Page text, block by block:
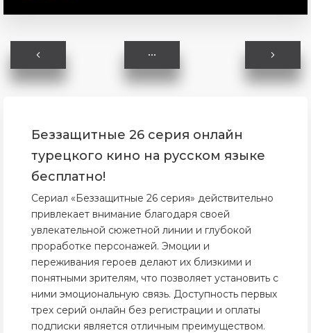
Беззащитные 26 серия онлайн
турецкого кино на русском языке
бесплатно!
Сериал «Беззащитные 26 серия» действительно
привлекает внимание благодаря своей
увлекательной сюжетной линии и глубокой
проработке персонажей. Эмоции и
переживания героев делают их близкими и
понятными зрителям, что позволяет установить с
ними эмоциональную связь. Доступность первых
трех серий онлайн без регистрации и оплаты
подписки является отличным преимуществом.